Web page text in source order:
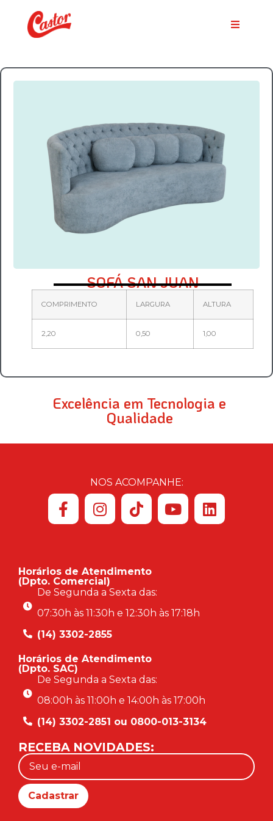
SOFÁ SAN JUAN
COMPRIMENTO LARGURA ALTURA
2,20 0,50 1,00
Excelência em Tecnologia e
Qualidade
NOS ACOMPANHE:
Horários de Atendimento
(Dpto. Comercial)
De Segunda a Sexta das:
07:30h às 11:30h e 12:30h às 17:18h
(14) 3302-2855
Horários de Atendimento
(Dpto. SAC)
De Segunda a Sexta das:
08:00h às 11:00h e 14:00h às 17:00h
(14) 3302-2851 ou 0800-013-3134
RECEBA NOVIDADES: